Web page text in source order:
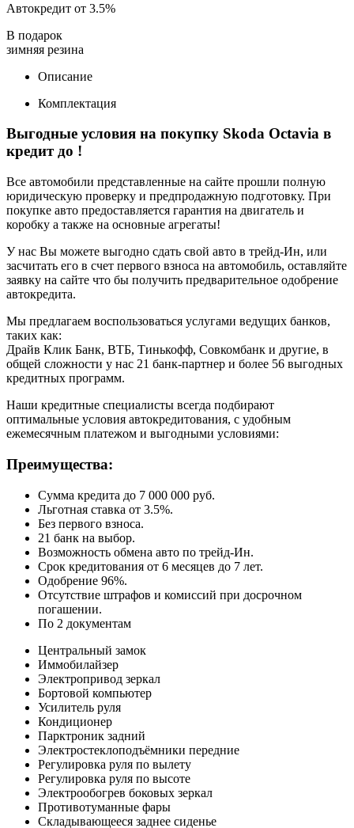
Автокредит от 3.5%
В подарок
зимняя резина
Описание
Комплектация
Выгодные условия на покупку Skoda Octavia в
кредит до !
Все автомобили представленные на сайте прошли полную
юридическую проверку и предпродажную подготовку. При
покупке авто предоставляется гарантия на двигатель и
коробку а также на основные агрегаты!
У нас Вы можете выгодно сдать свой авто в трейд-Ин, или
засчитать его в счет первого взноса на автомобиль, оставляйте
заявку на сайте что бы получить предварительное одобрение
автокредита.
Мы предлагаем воспользоваться услугами ведущих банков,
таких как:
Драйв Клик Банк, ВТБ, Тинькофф, Совкомбанк и другие, в
общей сложности у нас 21 банк-партнер и более 56 выгодных
кредитных программ.
Наши кредитные специалисты всегда подбирают
оптимальные условия автокредитования, с удобным
ежемесячным платежом и выгодными условиями:
Преимущества:
Сумма кредита до 7 000 000 руб.
Льготная ставка от 3.5%.
Без первого взноса.
21 банк на выбор.
Возможность обмена авто по трейд-Ин.
Срок кредитования от 6 месяцев до 7 лет.
Одобрение 96%.
Отсутствие штрафов и комиссий при досрочном
погашении.
По 2 документам
Центральный замок
Иммобилайзер
Электропривод зеркал
Бортовой компьютер
Усилитель руля
Кондиционер
Парктроник задний
Электростеклоподъёмники передние
Регулировка руля по вылету
Регулировка руля по высоте
Электрообогрев боковых зеркал
Противотуманные фары
Складывающееся заднее сиденье